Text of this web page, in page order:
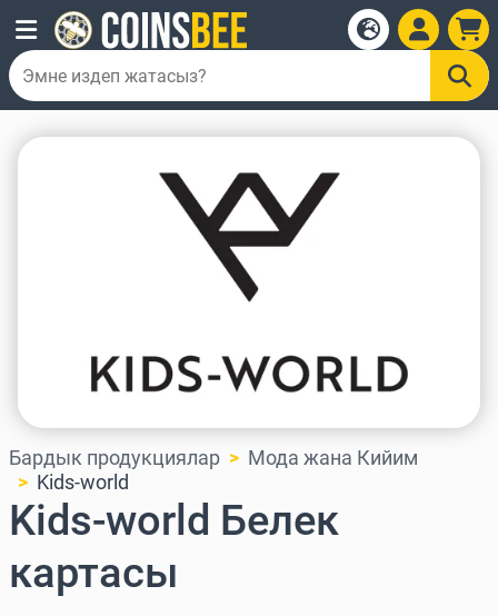
Бардык продукциялар
Мода жана Кийим
Kids-world
Kids-world Белек
картасы